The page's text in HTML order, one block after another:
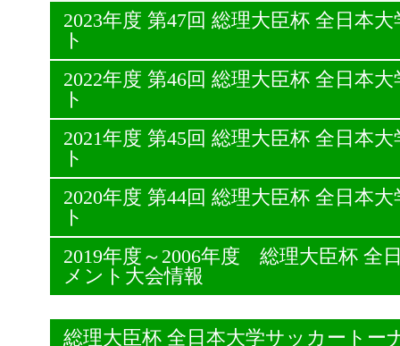
2023年度 第47回 総理大臣杯 全日本
ト
2022年度 第46回 総理大臣杯 全日本
ト
2021年度 第45回 総理大臣杯 全日本
ト
2020年度 第44回 総理大臣杯 全日本
ト
2019年度～2006年度 総理大臣杯 全
メント大会情報
総理大臣杯 全日本大学サッカート